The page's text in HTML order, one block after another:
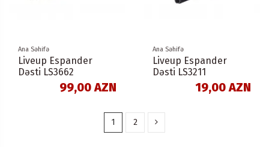
Ana Səhifə
Liveup Espander
Dəsti LS3662
99,00 AZN
Ana Səhifə
Liveup Espander
Dəsti LS3211
19,00 AZN
1 2